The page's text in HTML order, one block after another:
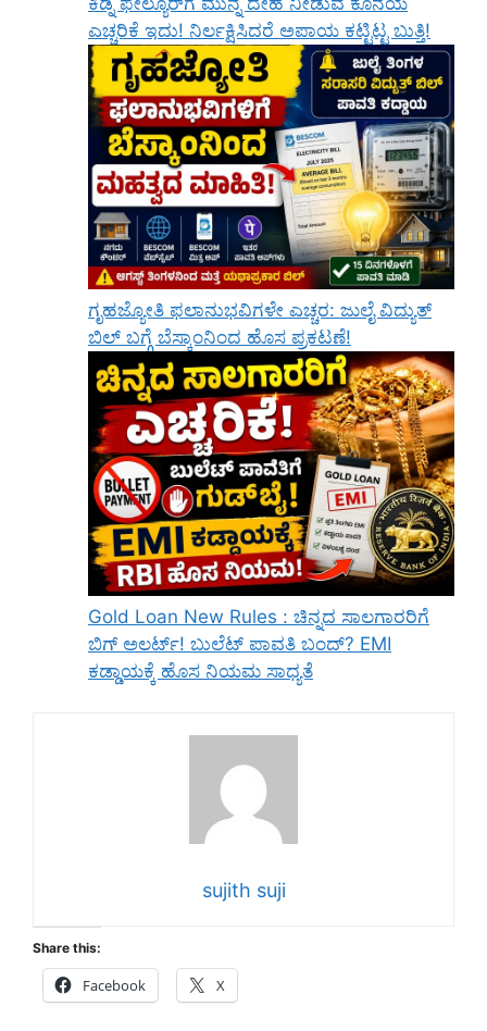
ಎಚ್ಚರಿಕೆ ಇದು! ನಿರ್ಲಕ್ಷಿಸಿದರೆ ಅಪಾಯ ಕಟ್ಟಿಟ್ಟ ಬುತ್ತಿ!
ಗೃಹಜ್ಯೋತಿ ಫಲಾನುಭವಿಗಳೇ ಎಚ್ಚರ: ಜುಲೈ ವಿದ್ಯುತ್
ಬಿಲ್ ಬಗ್ಗೆ ಬೆಸ್ಕಾಂನಿಂದ ಹೊಸ ಪ್ರಕಟಣೆ!
Gold Loan New Rules : ಚಿನ್ನದ ಸಾಲಗಾರರಿಗೆ
ಬಿಗ್ ಅಲರ್ಟ್! ಬುಲೆಟ್ ಪಾವತಿ ಬಂದ್? EMI
ಕಡ್ಡಾಯಕ್ಕೆ ಹೊಸ ನಿಯಮ ಸಾಧ್ಯತೆ
sujith suji
Share this:
Facebook X